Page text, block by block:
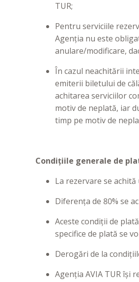
TUR;
Pentru serviciile
Agenția nu este
anulare/modificare,
În cazul neachitării
emiterii biletului de
achitarea serviciilor
motiv de neplată, iar
timp pe motiv de
Condițiile generale de
La rezervare se
Diferența de 80% se
Aceste condiții de
specifice de plată se
Derogări de la
Agenția AVIA TUR își